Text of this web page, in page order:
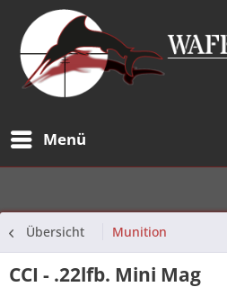
Menü
Übersicht Munition
CCI - .22lfb. Mini Mag